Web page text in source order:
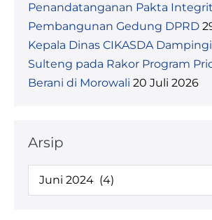
Penandatanganan Pakta
Pembangunan Gedung DPRD
Kepala Dinas CIKASDA
Sulteng pada Rakor Program
Berani di Morowali 20 Juli 2026
Arsip
Arsip